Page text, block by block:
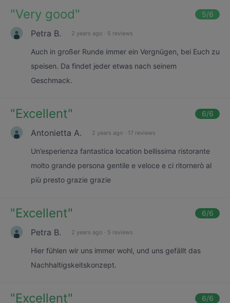
"Very good" 5/6
Petra B. 2 years ago · 5 reviews
Auch in großer Runde immer ein Vergnügen, bei Euch zu
speisen. Da findet jeder etwas nach seinem
Geschmack.
"Excellent" 6/6
Antonietta A. 2 years ago · 17 reviews
Un’esperienza fantastica location bellissima ristorante
molto grande persona gentile e veloce e ci ritornerò al
più presto grazie grazie
"Excellent" 6/6
Petra B. 2 years ago · 5 reviews
Hier fühlen wir uns immer wohl, und uns gefällt das
Nachhaltigskeitskonzept.
"Excellent" 6/6